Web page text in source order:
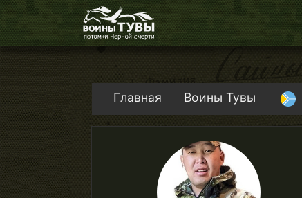
Главная Воины Тувы